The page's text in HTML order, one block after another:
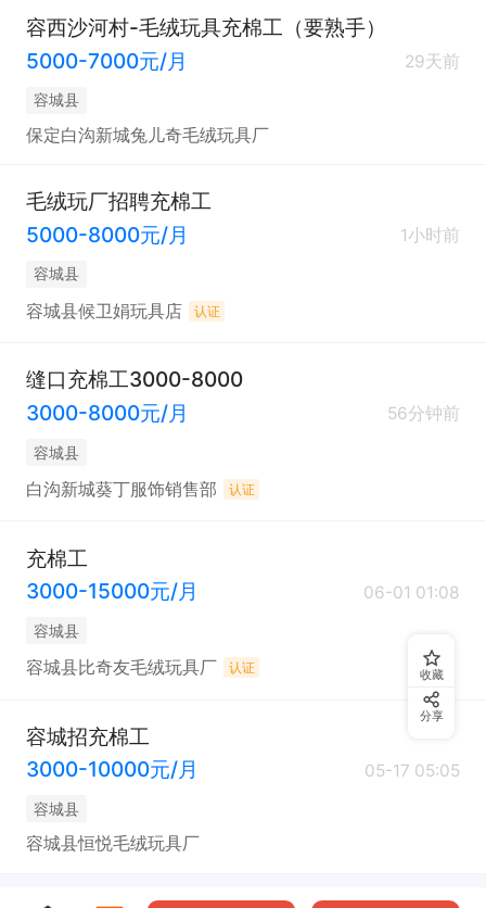
容西沙河村-毛绒玩具充棉工（要熟手）
5000-7000元/月
29天前
容城县
保定白沟新城兔儿奇毛绒玩具厂
毛绒玩厂招聘充棉工
5000-8000元/月
1小时前
容城县
容城县候卫娟玩具店 认证
缝口充棉工3000-8000
3000-8000元/月
56分钟前
容城县
白沟新城葵丁服饰销售部 认证
充棉工
3000-15000元/月
06-01 01:08
容城县
容城县比奇友毛绒玩具厂 认证
容城招充棉工
3000-10000元/月
05-17 05:05
容城县
容城县恒悦毛绒玩具厂
收藏
分享